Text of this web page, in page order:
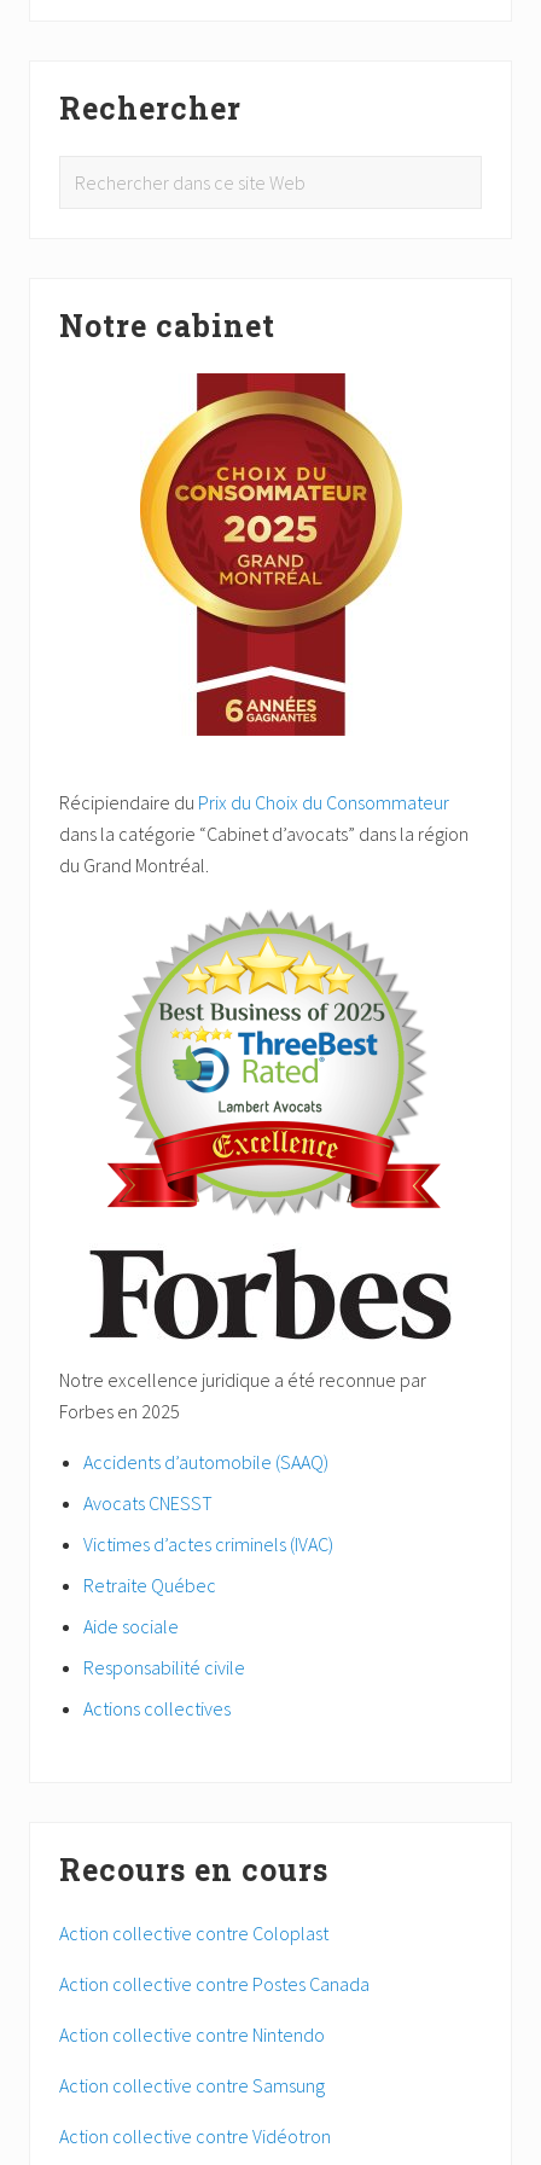
ok
latérale
principale
Rechercher
Notre cabinet
Récipiendaire du Prix du Choix du Consommateur
dans la catégorie “Cabinet d’avocats” dans la région
du Grand Montréal.
Notre excellence juridique a été reconnue par
Forbes en 2025
Accidents d’automobile (SAAQ)
Avocats CNESST
Victimes d’actes criminels (IVAC)
Retraite Québec
Aide sociale
Responsabilité civile
Actions collectives
Recours en cours
Action collective contre Coloplast
Action collective contre Postes Canada
Action collective contre Nintendo
Action collective contre Samsung
Action collective contre Vidéotron